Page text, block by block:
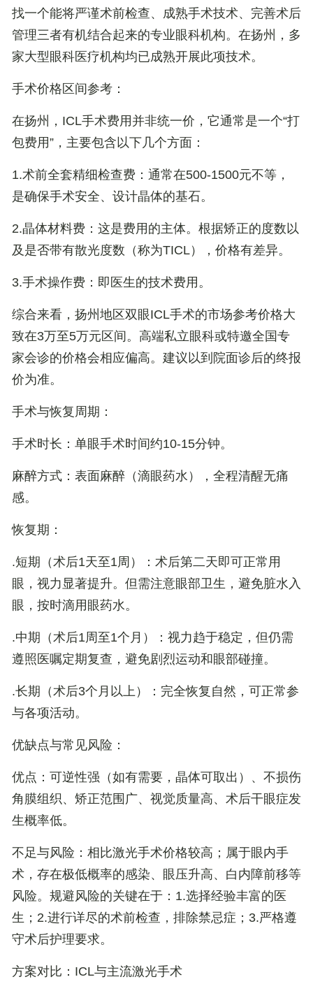
找一个能将严谨术前检查、成熟手术技术、完善术后
管理三者有机结合起来的专业眼科机构。在扬州，多
家大型眼科医疗机构均已成熟开展此项技术。
手术价格区间参考：
在扬州，ICL手术费用并非统一价，它通常是一个“打
包费用”，主要包含以下几个方面：
1.术前全套精细检查费 ：通常在500-1500元不等，
是确保手术安全、设计晶体的基石。
2.晶体材料费 ：这是费用的主体。根据矫正的度数以
及是否带有散光度数（称为TICL），价格有差异。
3.手术操作费 ：即医生的技术费用。
综合来看，扬州地区双眼ICL手术的市场参考价格大
致在3万至5万元 区间。高端私立眼科或特邀全国专
家会诊的价格会相应偏高。建议以到院面诊后的终报
价为准。
手术与恢复周期：
手术时长 ：单眼手术时间约10-15分钟。
麻醉方式：表面麻醉（滴眼药水），全程清醒无痛
感。
恢复期 ：
.短期（术后1天至1周）
：术后第二天即可正常用
眼，视力显著提升。但需注意眼部卫生，避免脏水入
眼，按时滴用眼药水。
.中期（术后1周至1个月）
：视力趋于稳定，但仍需
遵照医嘱定期复查，避免剧烈运动和眼部碰撞。
.长期（术后3个月以上）
：完全恢复自然，可正常参
与各项活动。
优缺点与常见风险：
优点 ：可逆性强（如有需要，晶体可取出）、不损伤
角膜组织、矫正范围广、视觉质量高、术后干眼症发
生概率低。
不足与风险 ：相比激光手术价格较高；属于眼内手
术，存在极低概率的感染、眼压升高、白内障前移等
风险。 规避风险的关键在于：1.选择经验丰富的医
生；2.进行详尽的术前检查，排除禁忌症；3.严格遵
守术后护理要求。
方案对比：ICL与主流激光手术